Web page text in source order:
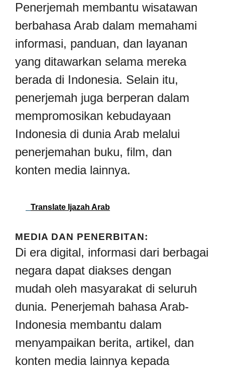
Penerjemah membantu wisatawan
berbahasa Arab dalam memahami
informasi, panduan, dan layanan
yang ditawarkan selama mereka
berada di Indonesia. Selain itu,
penerjemah juga berperan dalam
mempromosikan kebudayaan
Indonesia di dunia Arab melalui
penerjemahan buku, film, dan
konten media lainnya.
Translate Ijazah Arab
MEDIA DAN PENERBITAN:
Di era digital, informasi dari berbagai
negara dapat diakses dengan
mudah oleh masyarakat di seluruh
dunia. Penerjemah bahasa Arab-
Indonesia membantu dalam
menyampaikan berita, artikel, dan
konten media lainnya kepada